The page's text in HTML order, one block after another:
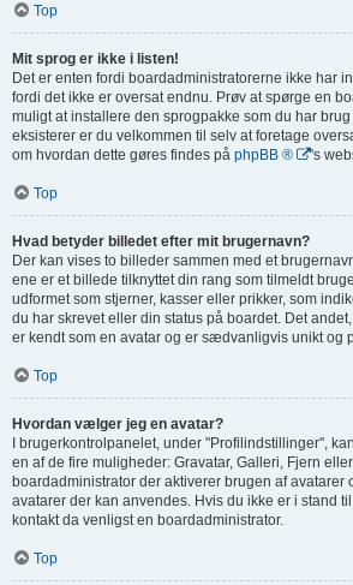
Top
Mit sprog er ikke i listen!
Det er enten fordi boardadministratorerne ikke har
fordi det ikke er oversat endnu. Prøv at spørge en
muligt at installere den sprogpakke som du har brug
eksisterer er du velkommen til selv at foretage
om hvordan dette gøres findes på phpBB ® 's
Top
Hvad betyder billedet efter mit brugernavn?
Der kan vises to billeder sammen med et
ene er et billede tilknyttet din rang som tilmeldt
udformet som stjerner, kasser eller prikker, som
du har skrevet eller din status på boardet. Det
er kendt som en avatar og er sædvanligvis unikt og
Top
Hvordan vælger jeg en avatar?
I brugerkontrolpanelet, under "Profilindstillinger",
en af de fire muligheder: Gravatar, Galleri, Fjern
boardadministrator der aktiverer brugen af avatarer
avatarer der kan anvendes. Hvis du ikke er i stand
kontakt da venligst en boardadministrator.
Top